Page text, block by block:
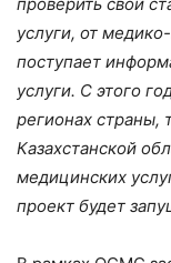
услуги, от
поступает
услуги. С этого
регионах страны,
Казахстанской
медицинских
проект будет